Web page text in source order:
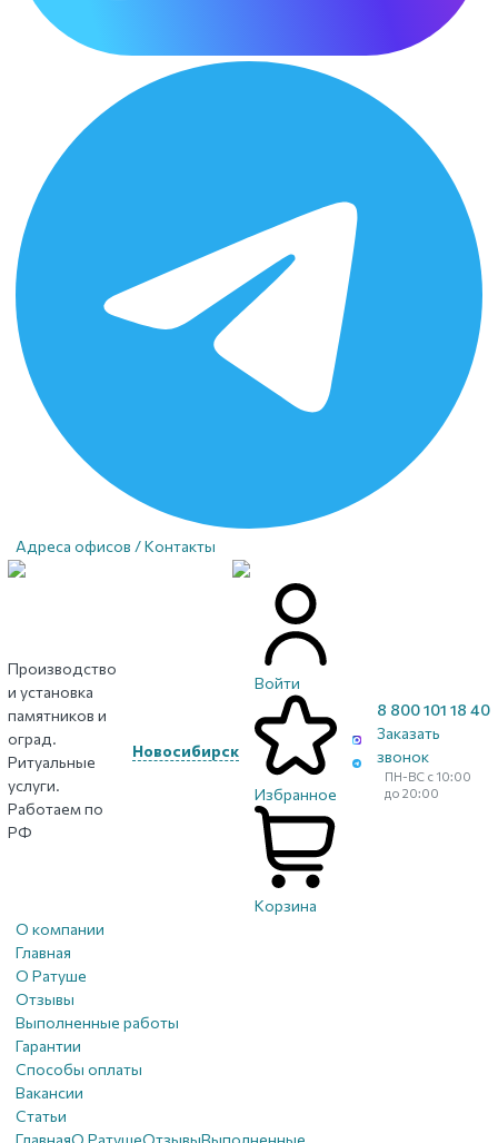
Адреса офисов / Контакты
Производство
и установка
памятников и
оград.
Ритуальные
услуги.
Работаем по
РФ
Новосибирск
Войти
Избранное
Корзина
8 800 101 18 40
Заказать
звонок
ПН-ВС с 10:00
до 20:00
О компании
Главная
О Ратуше
Отзывы
Выполненные работы
Гарантии
Способы оплаты
Вакансии
Статьи
ГлавнаяО РатушеОтзывыВыполненные